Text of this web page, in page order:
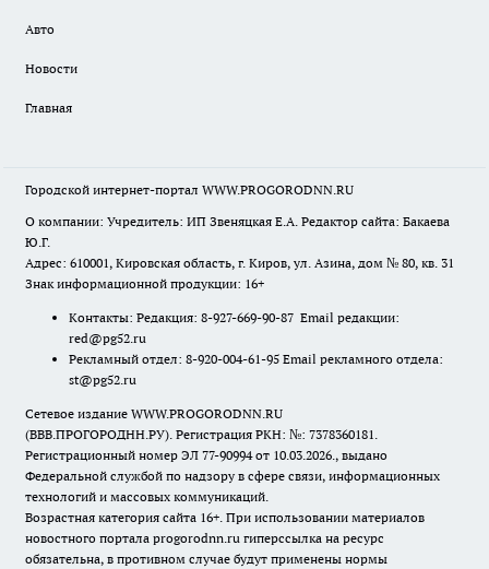
Авто
Новости
Главная
Городской интернет-портал WWW.PROGORODNN.RU
О компании: Учредитель: ИП Звеняцкая Е.А. Редактор сайта: Бакаева
Ю.Г.
Адрес: 610001, Кировская область, г. Киров, ул. Азина, дом № 80, кв. 31
Знак информационной продукции: 16+
Контакты: Редакция: 8-927-669-90-87 Email редакции:
red@pg52.ru
Рекламный отдел: 8-920-004-61-95 Email рекламного отдела:
st@pg52.ru
Сетевое издание WWW.PROGORODNN.RU
(ВВВ.ПРОГОРОДНН.РУ). Регистрация РКН: №: 7378360181.
Регистрационный номер ЭЛ 77-90994 от 10.03.2026., выдано
Федеральной службой по надзору в сфере связи, информационных
технологий и массовых коммуникаций.
Возрастная категория сайта 16+. При использовании материалов
новостного портала progorodnn.ru гиперссылка на ресурс
обязательна, в противном случае будут применены нормы